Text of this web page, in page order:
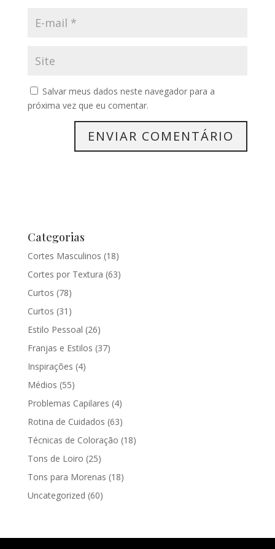
Salvar meus dados neste navegador para a
próxima vez que eu comentar.
Categorias
Cortes Masculinos (18)
Cortes por Textura (63)
Curtos (78)
Curtos (31)
Estilo Pessoal (26)
Franjas e Estilos (37)
Inspirações (4)
Médios (55)
Problemas Capilares (4)
Rotina de Cuidados (63)
Técnicas de Coloração (18)
Tons de Loiro (25)
Tons para Morenas (18)
Uncategorized (60)